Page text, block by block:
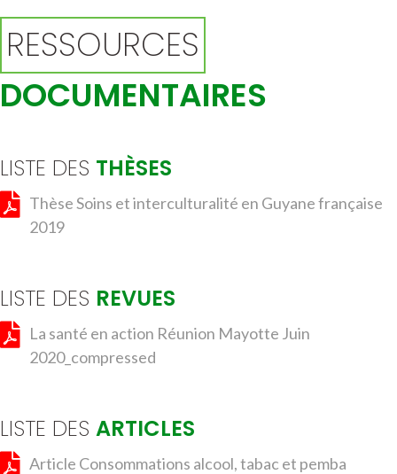
RESSOURCES
DOCUMENTAIRES
LISTE DES THÈSES
Thèse Soins et interculturalité en Guyane française
2019
LISTE DES REVUES
La santé en action Réunion Mayotte Juin
2020_compressed
LISTE DES ARTICLES
Article Consommations alcool, tabac et pemba